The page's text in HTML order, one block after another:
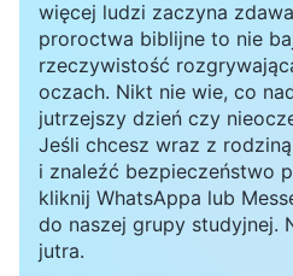
więcej ludzi zaczyna
proroctwa biblijne to nie
rzeczywistość
oczach. Nikt nie wie, co
jutrzejszy dzień czy
Jeśli chcesz wraz z
i znaleźć bezpieczeństwo
kliknij WhatsAppa lub
do naszej grupy studyjnej.
jutra.